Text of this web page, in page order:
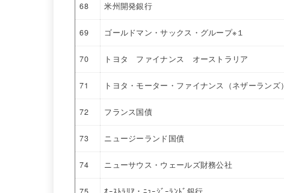
68 米州開発銀行
69 ゴールドマン・サックス・グループ※１
70 トヨタ ファイナンス オーストラリア
71 トヨタ・モーター・ファイナンス（ネザーランズ）
72 フランス国債
73 ニュージーランド国債
74 ニューサウス・ウェールズ財務公社